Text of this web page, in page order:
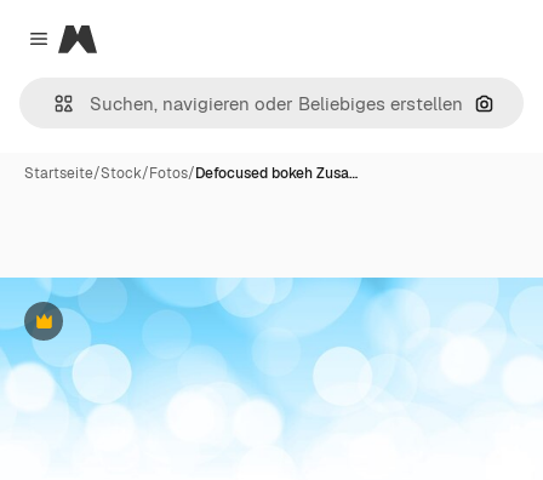
Close menu
Magnific
Nach
Startseite/Stock/Fotos/Defocused bokeh Zusa…
Premium